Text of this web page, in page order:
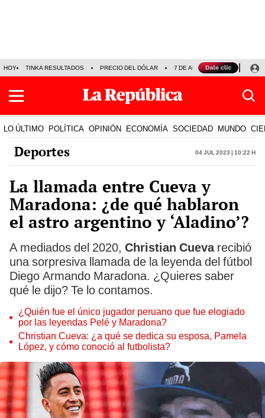
HOY TINKA RESULTADOS PRECIO DEL DÓLAR 7 DE AGOSTO OLLANTA
LO ÚLTIMO POLÍTICA OPINIÓN ECONOMÍA SOCIEDAD MUNDO
Deportes 04 Jul 2023 | 10:22 h
La llamada entre Cueva y
Maradona: ¿de qué hablaron
el astro argentino y ‘Aladino’?
A mediados del 2020, Christian Cuevarecibió
una sorpresiva llamada de la leyenda del fútbol
Diego Armando Maradona. ¿Quieres saber
qué le dijo? Te lo contamos.
¿Quién fue el único jugador peruano que fue elogiado
por las leyendas Pelé y Maradona?
Christian Cueva: ¿a qué se dedica su esposa, Pamela
López, y cómo conoció al futbolista?